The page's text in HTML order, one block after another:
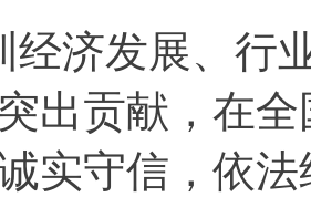
经济发展、行
出贡献，在
实守信，依